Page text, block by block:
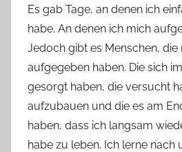
n
Y
v
o
n
n
e
Es gab Tage, an denen ich
habe. An denen ich mich
Jedoch gibt es Menschen, die
aufgegeben haben. Die sich
gesorgt haben, die versucht
aufzubauen und die es am
haben, dass ich langsam
habe zu leben. Ich lerne nach